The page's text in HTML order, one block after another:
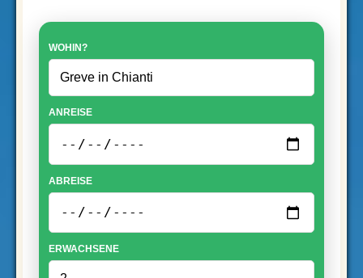
WOHIN?
ANREISE
ABREISE
ERWACHSENE